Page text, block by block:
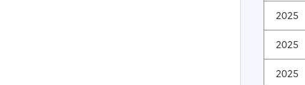
2025
2025
2025